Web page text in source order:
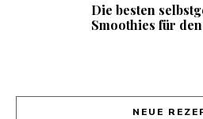
Die besten
Smoothies für
NEUE